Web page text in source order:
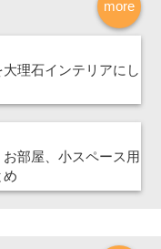
more
理石インテリアにし
部屋、小スペース用
め